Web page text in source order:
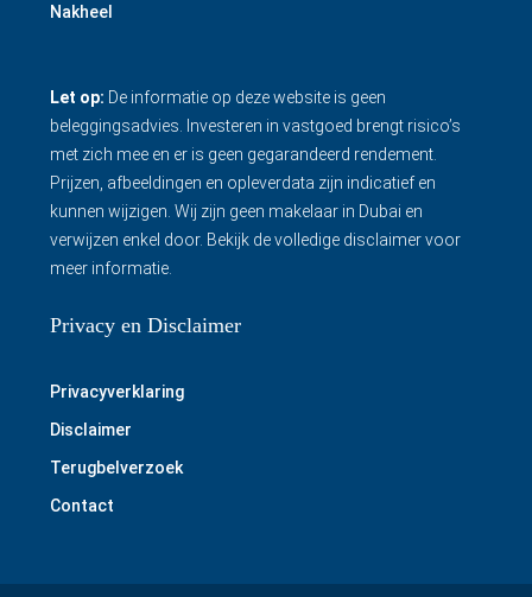
Nakheel
Let op: De informatie op deze website is geen
beleggingsadvies. Investeren in vastgoed brengt risico’s
met zich mee en er is geen gegarandeerd rendement.
Prijzen, afbeeldingen en opleverdata zijn indicatief en
kunnen wijzigen. Wij zijn geen makelaar in Dubai en
verwijzen enkel door. Bekijk de volledige disclaimervoor
meer informatie.
Privacy en Disclaimer
Privacyverklaring
Disclaimer
Terugbelverzoek
Contact